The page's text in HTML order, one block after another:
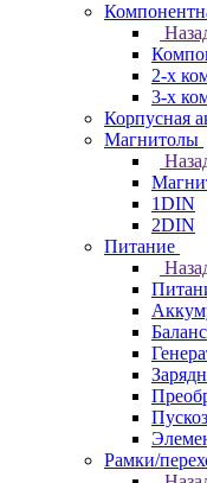
2-х
3-х
Корпусная
Магнитолы
1DIN
2DIN
Питание
Рамки/